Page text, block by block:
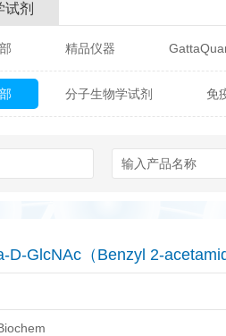
试剂
精品仪器
Biochem Sterlitech
& Associates
分子生物学试剂 免
D-GlcNAc（Benzyl 2-